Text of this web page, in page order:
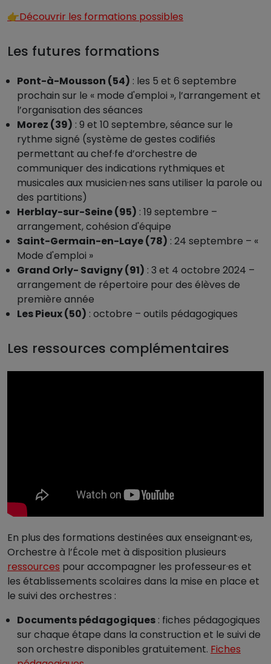
👉Découvrir les formations possibles
Les futures formations
Pont-à-Mousson (54) : les 5 et 6 septembre
prochain sur le « mode d'emploi », l’arrangement et
l’organisation des séances
Morez (39) : 9 et 10 septembre, séance sur le
rythme signé (système de gestes codifiés
permettant au chef·fe d’orchestre de
communiquer des indications rythmiques et
musicales aux musicien·nes sans utiliser la parole ou
des partitions)
Herblay-sur-Seine (95) : 19 septembre –
arrangement, cohésion d'équipe
Saint-Germain-en-Laye (78) : 24 septembre – «
Mode d'emploi »
Grand Orly- Savigny (91) : 3 et 4 octobre 2024 –
arrangement de répertoire pour des élèves de
première année
Les Pieux (50) : octobre – outils pédagogiques
Les ressources complémentaires
En plus des formations destinées aux enseignant·es,
Orchestre à l’École met à disposition plusieurs
ressources pour accompagner les professeur·es et
les établissements scolaires dans la mise en place et
le suivi des orchestres :
Documents pédagogiques : fiches pédagogiques
sur chaque étape dans la construction et le suivi de
son orchestre disponibles gratuitement. Fiches